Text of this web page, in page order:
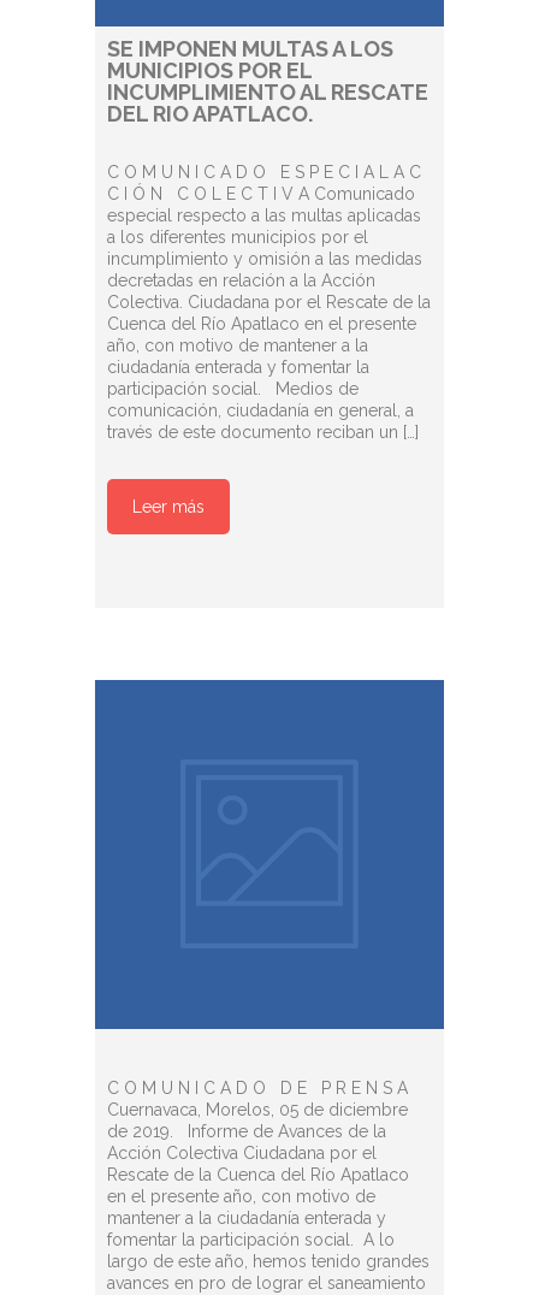
SE IMPONEN MULTAS A LOS
MUNICIPIOS POR EL
INCUMPLIMIENTO AL RESCATE
DEL RIO APATLACO.
C O M U N I C A D O E S P E C I A L A C
C I Ó N C O L E C T I V A Comunicado
especial respecto a las multas aplicadas
a los diferentes municipios por el
incumplimiento y omisión a las medidas
decretadas en relación a la Acción
Colectiva. Ciudadana por el Rescate de la
Cuenca del Río Apatlaco en el presente
año, con motivo de mantener a la
ciudadanía enterada y fomentar la
participación social. Medios de
comunicación, ciudadanía en general, a
través de este documento reciban un […]
Leer más
C O M U N I C A D O D E P R E N S A
Cuernavaca, Morelos, 05 de diciembre
de 2019. Informe de Avances de la
Acción Colectiva Ciudadana por el
Rescate de la Cuenca del Río Apatlaco
en el presente año, con motivo de
mantener a la ciudadanía enterada y
fomentar la participación social. A lo
largo de este año, hemos tenido grandes
avances en pro de lograr el saneamiento